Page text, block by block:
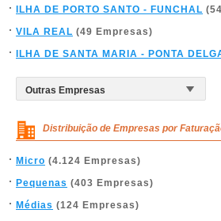
ILHA DE PORTO SANTO - FUNCHAL
VILA REAL (49 Empresas)
ILHA DE SANTA MARIA - PONTA
Distribuição de Empresas por
Micro (4.124 Empresas)
Pequenas (403 Empresas)
Médias (124 Empresas)